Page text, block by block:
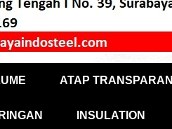
ATAP TRANSPARAN
INSULATION